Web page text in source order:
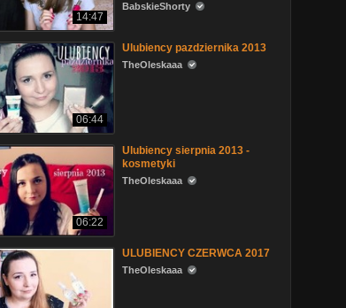
14:47
BabskieShorty
06:44
Ulubiency pazdziernika 2013
TheOleskaaa
06:22
Ulubiency sierpnia 2013 -
kosmetyki
TheOleskaaa
ULUBIENCY CZERWCA 2017
TheOleskaaa